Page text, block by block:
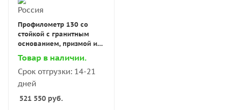
Профилометр 130 со
стойкой с гранитным
основанием, призмой и
моноблоком с поверкой
Товар в наличии.
Срок отгрузки: 14-21
дней
521 550 руб.